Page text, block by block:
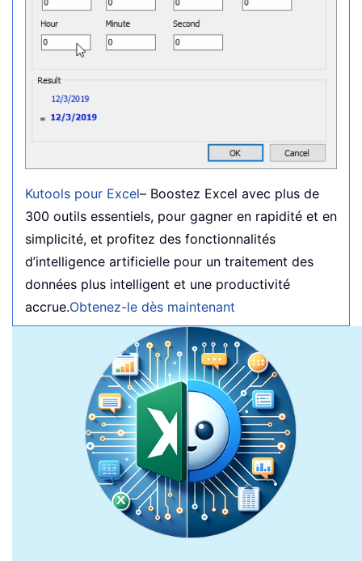
Kutools pour Excel– Boostez Excel avec plus de
300 outils essentiels, pour gagner en rapidité et en
simplicité, et profitez des fonctionnalités
d’intelligence artificielle pour un traitement des
données plus intelligent et une productivité
accrue.Obtenez-le dès maintenant